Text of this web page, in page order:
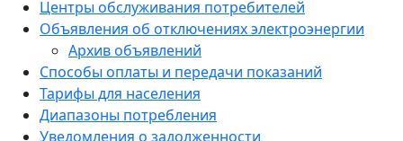
Центры обслуживания потребителей
Объявления об отключениях электроэнергии
Архив объявлений
Способы оплаты и передачи показаний
Тарифы для населения
Диапазоны потребления
Уведомления о задолженности